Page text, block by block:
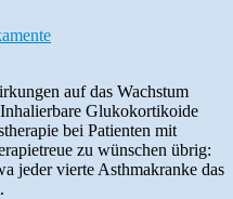
auf das Wachstum
Glukokortikoide
bei Patienten mit
zu wünschen übrig:
jeder vierte Asthmakranke das